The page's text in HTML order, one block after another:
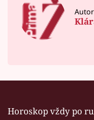
Horoskop vždy po